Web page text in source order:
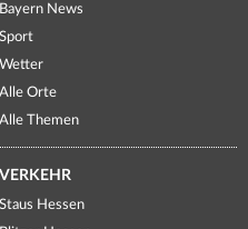
Bayern News
Sport
Wetter
Alle Orte
Alle Themen
VERKEHR
Staus Hessen